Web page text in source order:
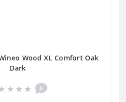
Wood XL Comfort Oak
Dark
0